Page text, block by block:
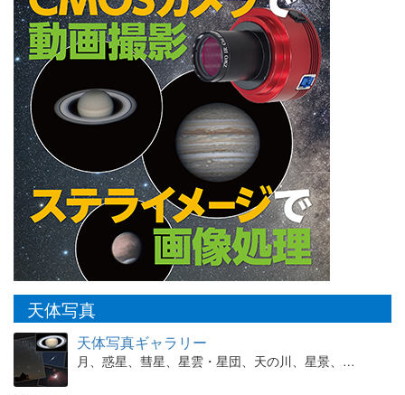
天体写真
天体写真ギャラリー
月、惑星、彗星、星雲・星団、天の川、星景、…